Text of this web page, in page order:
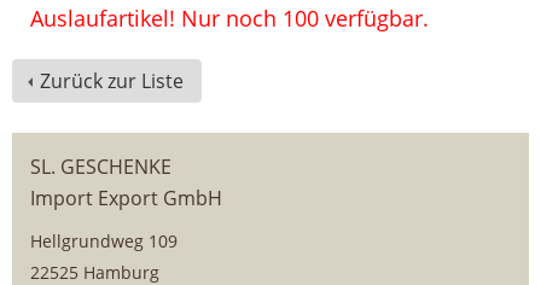
Auslaufartikel! Nur noch 100 verfügbar.
Zurück zur Liste
SL. GESCHENKE
Import Export GmbH
Hellgrundweg 109
22525 Hamburg